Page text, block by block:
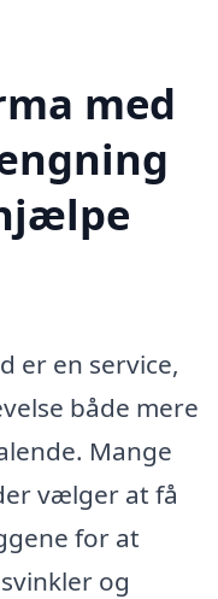
med
er en service,
både mere
Mange
vælger at få
for at
og